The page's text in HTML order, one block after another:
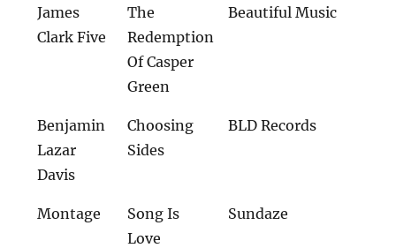
James
Clark Five
The
Redemption
Of Casper
Green
Beautiful Music
Benjamin
Lazar
Davis
Choosing
Sides
BLD Records
Montage
Song Is
Love
Sundaze